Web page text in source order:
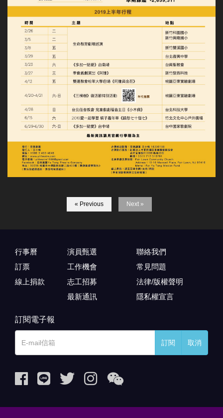
« Previous Next »
行事曆
訂票
線上捐款
演員甄選
工作機會
志工招募
最新通訊
聯絡我們
常見問題
法律/版權聲明
隱私權宣言
訂閱電子報
訂閱 取消